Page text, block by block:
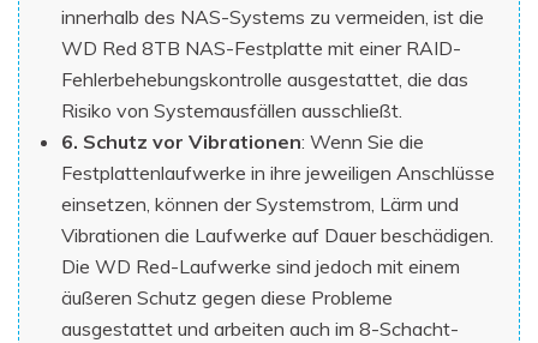
innerhalb des NAS-Systems zu vermeiden, ist die
WD Red 8TB NAS-Festplatte mit einer RAID-
Fehlerbehebungskontrolle ausgestattet, die das
Risiko von Systemausfällen ausschließt.
6. Schutz vor Vibrationen: Wenn Sie die
Festplattenlaufwerke in ihre jeweiligen Anschlüsse
einsetzen, können der Systemstrom, Lärm und
Vibrationen die Laufwerke auf Dauer beschädigen.
Die WD Red-Laufwerke sind jedoch mit einem
äußeren Schutz gegen diese Probleme
ausgestattet und arbeiten auch im 8-Schacht-